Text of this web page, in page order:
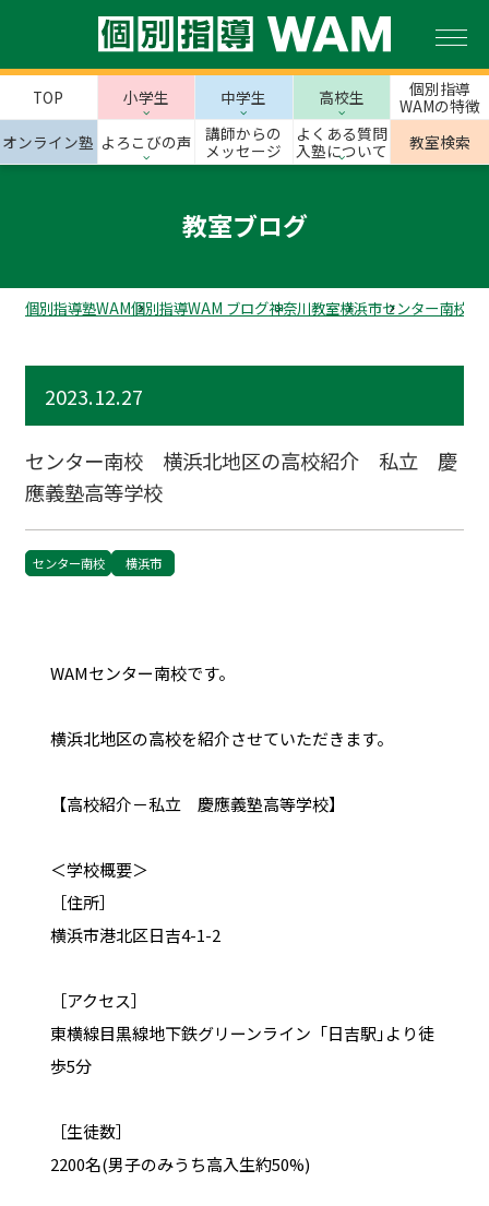
TOP 小学生 中学生 高校生
個別指導
WAMの特徴
オンライン塾 よろこびの声
講師からの
メッセージ
よくある質問
入塾について
教室検索
教室ブログ
個別指導塾WAM個別指導WAM ブログ神奈川教室横浜市センター南校の
2023.12.27
センター南校 横浜北地区の高校紹介 私立 慶
應義塾高等学校
センター南校 横浜市
WAMセンター南校です。
横浜北地区の高校を紹介させていただきます。
【高校紹介－私立 慶應義塾高等学校】
＜学校概要＞
［住所］
横浜市港北区日吉4-1-2
［アクセス］
東横線目黒線地下鉄グリーンライン「日吉駅｣より徒
歩5分
［生徒数］
2200名(男子のみうち高入生約50%)